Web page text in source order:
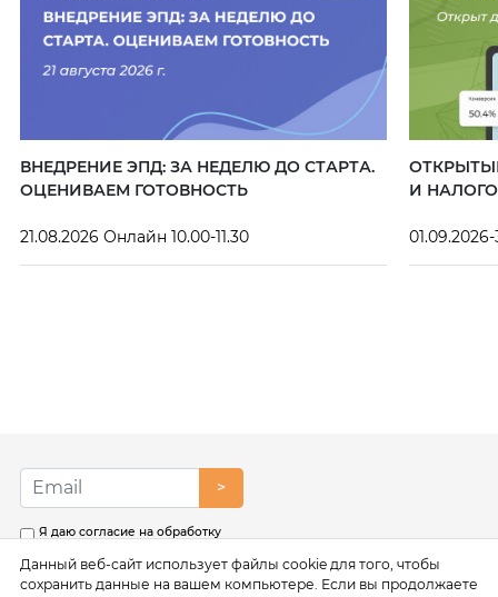
ВНЕДРЕНИЕ ЭПД: ЗА НЕДЕЛЮ ДО СТАРТА.
ОЦЕНИВАЕМ ГОТОВНОСТЬ
21.08.2026 Онлайн 10.00-11.30
И
01.09.2026-
>
Я даю согласие на обработку
соответствии с условиями
Политики обработки
Данный веб-сайт использует файлы cookie для того, чтобы
сохранить данные на вашем компьютере. Если вы продолжаете